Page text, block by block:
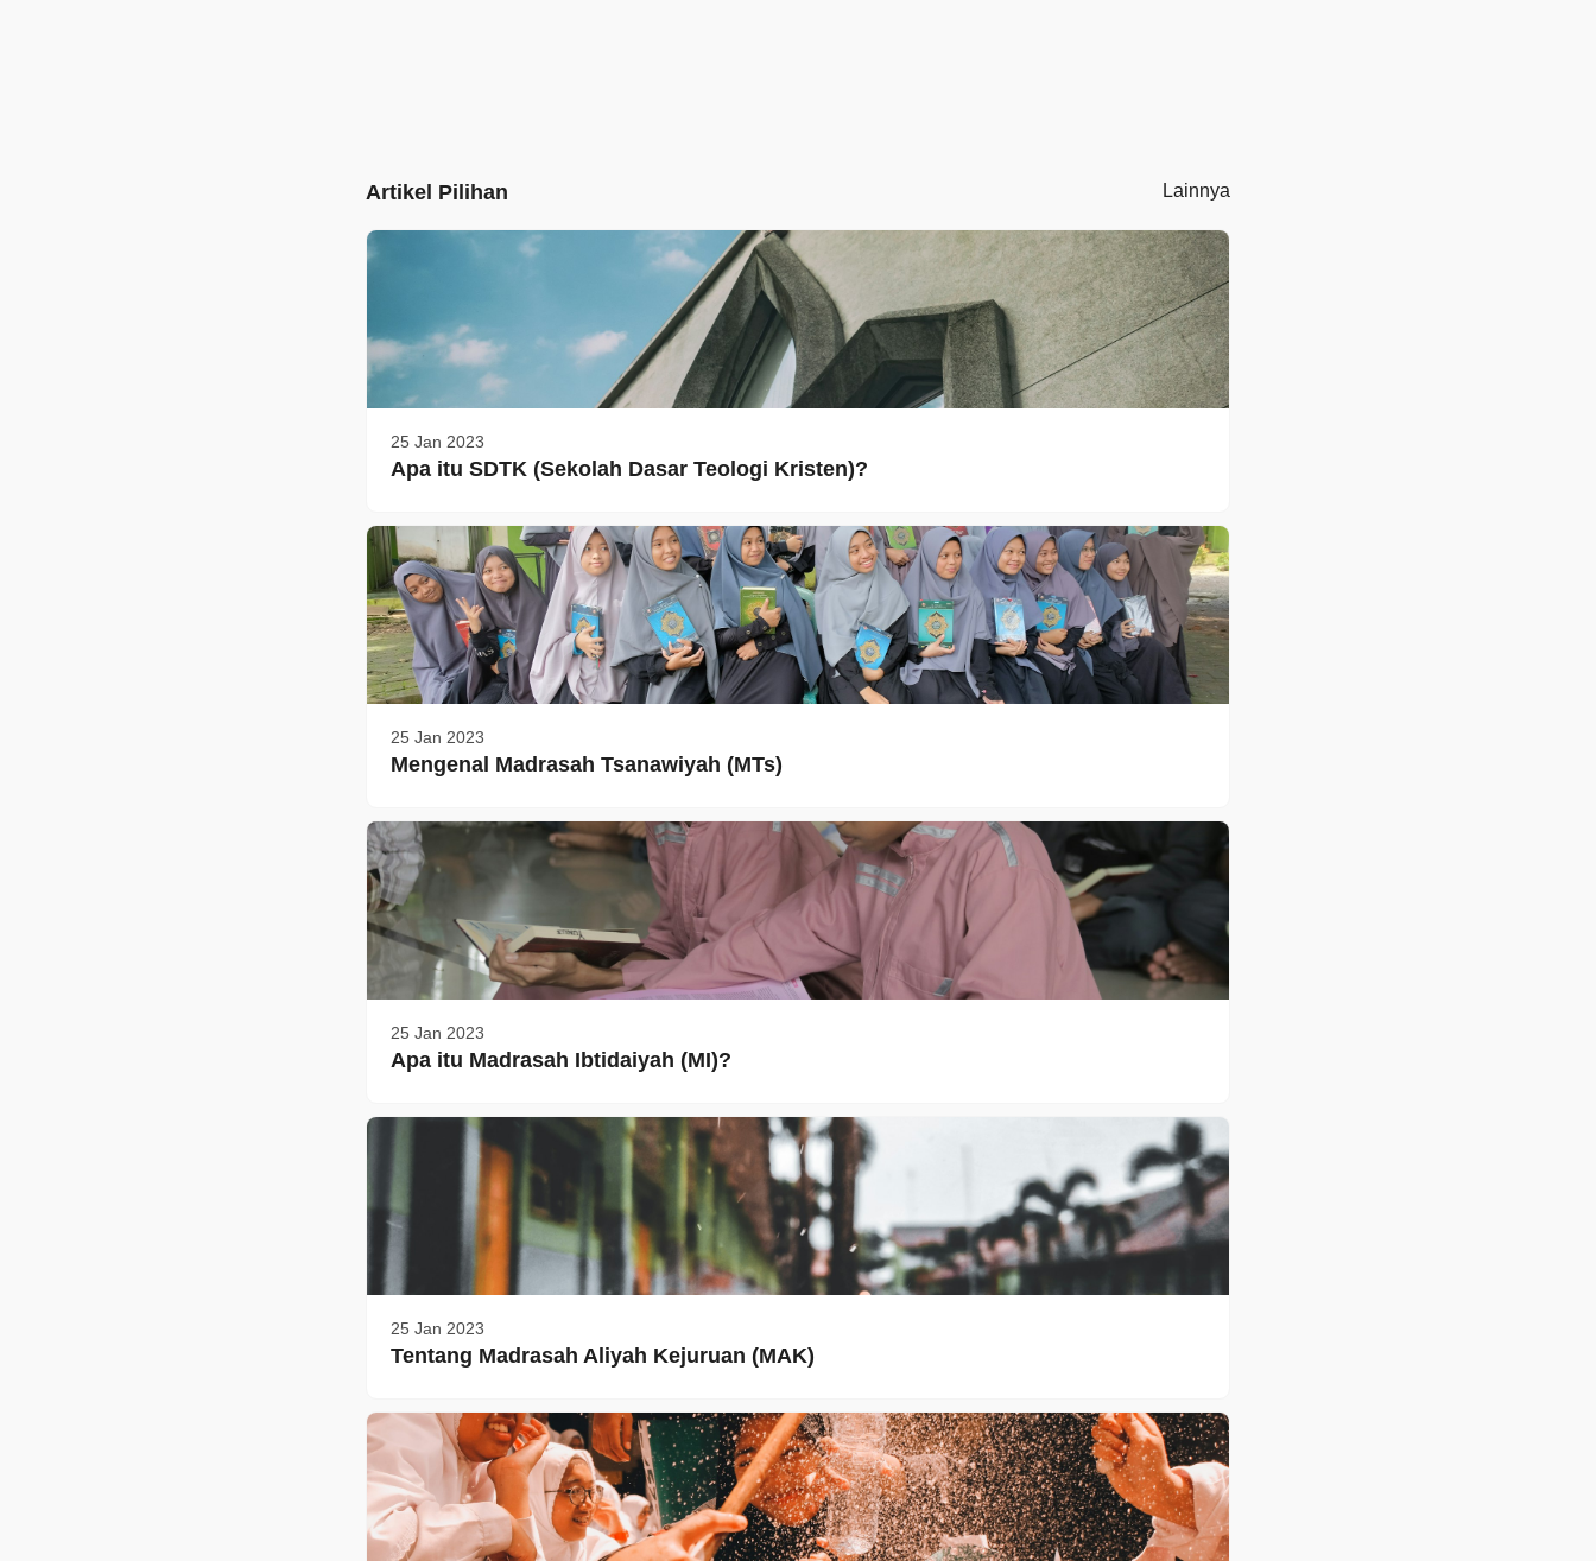
Artikel Pilihan Lainnya
25 Jan 2023
Apa itu SDTK (Sekolah Dasar Teologi Kristen)?
25 Jan 2023
Mengenal Madrasah Tsanawiyah (MTs)
25 Jan 2023
Apa itu Madrasah Ibtidaiyah (MI)?
25 Jan 2023
Tentang Madrasah Aliyah Kejuruan (MAK)